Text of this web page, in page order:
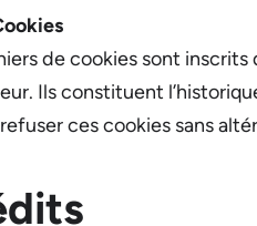
de cookies sont
Ils constituent
ces cookies sans